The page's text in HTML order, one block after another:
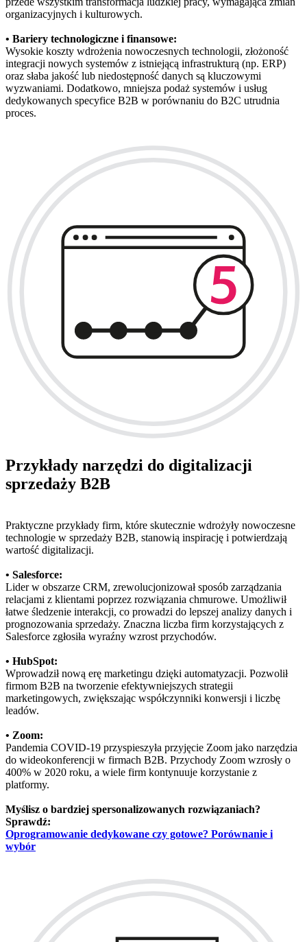
organizacyjnych i kulturowych.
• Bariery technologiczne i finansowe:
Wysokie koszty wdrożenia nowoczesnych technologii, złożoność
integracji nowych systemów z istniejącą infrastrukturą (np. ERP)
oraz słaba jakość lub niedostępność danych są kluczowymi
wyzwaniami. Dodatkowo, mniejsza podaż systemów i usług
dedykowanych specyfice B2B w porównaniu do B2C utrudnia
proces.
Przykłady narzędzi do digitalizacji
sprzedaży B2B
Praktyczne przykłady firm, które skutecznie wdrożyły nowoczesne
technologie w sprzedaży B2B, stanowią inspirację i potwierdzają
wartość digitalizacji.
• Salesforce:
Lider w obszarze CRM, zrewolucjonizował sposób zarządzania
relacjami z klientami poprzez rozwiązania chmurowe. Umożliwił
łatwe śledzenie interakcji, co prowadzi do lepszej analizy danych i
prognozowania sprzedaży. Znaczna liczba firm korzystających z
Salesforce zgłosiła wyraźny wzrost przychodów.
• HubSpot:
Wprowadził nową erę marketingu dzięki automatyzacji. Pozwolił
firmom B2B na tworzenie efektywniejszych strategii
marketingowych, zwiększając współczynniki konwersji i liczbę
leadów.
• Zoom:
Pandemia COVID-19 przyspieszyła przyjęcie Zoom jako narzędzia
do wideokonferencji w firmach B2B. Przychody Zoom wzrosły o
400% w 2020 roku, a wiele firm kontynuuje korzystanie z
platformy.
Myślisz o bardziej spersonalizowanych rozwiązaniach?
Sprawdź:
Oprogramowanie dedykowane czy gotowe? Porównanie i
wybór